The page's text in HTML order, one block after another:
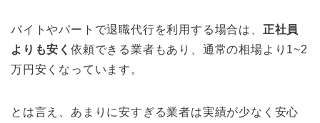
バイトやパートで退職代行を利用する場合は、 正社員
よりも安く 依頼できる業者もあり、通常の相場より1~2
万円安くなっています。
とは言え、あまりに安すぎる業者は実績が少なく安心